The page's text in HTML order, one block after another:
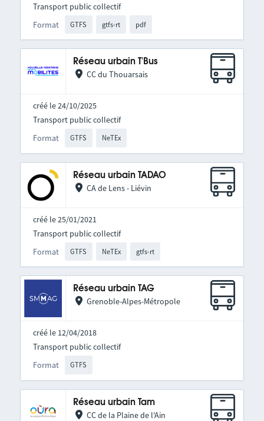
Format GTFS gtfs-rt pdf
Transport public collectif
Réseau urbain T'Bus
CC du Thouarsais
créé le 24/10/2025
Format GTFS NeTEx
Transport public collectif
Réseau urbain TADAO
CA de Lens - Liévin
créé le 25/01/2021
Format GTFS NeTEx gtfs-rt
Transport public collectif
Réseau urbain TAG
Grenoble-Alpes-Métropole
créé le 12/04/2018
Format GTFS
Transport public collectif
Réseau urbain Tam
CC de la Plaine de l'Ain